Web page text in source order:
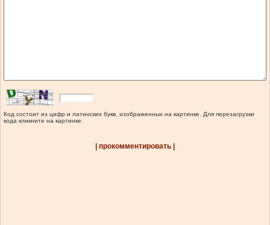
Код состоит из цифр и латинских букв, изображенных на картинке. Для перезагрузки
кода кликните на картинке.
| прокомментировать |